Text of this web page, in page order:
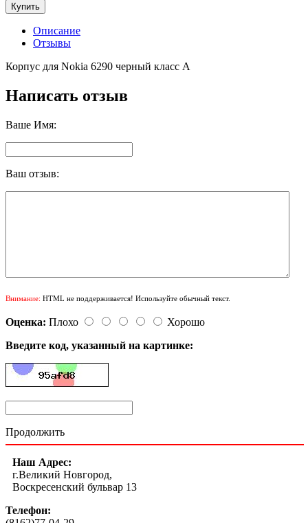
Купить
Описание
Отзывы
Корпус для Nokia 6290 черный класс А
Написать отзыв
Ваше Имя:
Ваш отзыв:
Внимание: HTML не поддерживается! Используйте обычный текст.
Оценка: Плохо
Хорошо
Введите код, указанный на картинке:
Продолжить
Наш Адрес:
г.Великий Новгород,
Воскресенский бульвар 13
Телефон: